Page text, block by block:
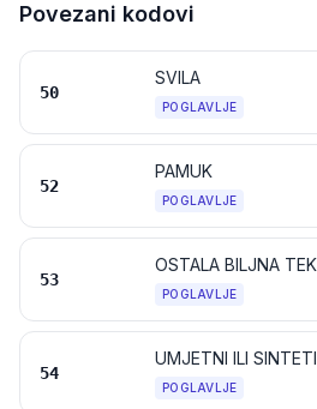
Povezani kodovi
50
SVILA
POGLAVLJE
52
PAMUK
POGLAVLJE
53
POGLAVLJE
54
POGLAVLJE